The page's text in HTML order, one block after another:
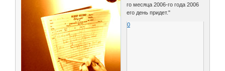
го месяца 2006-го года 2006
его день придет."
0